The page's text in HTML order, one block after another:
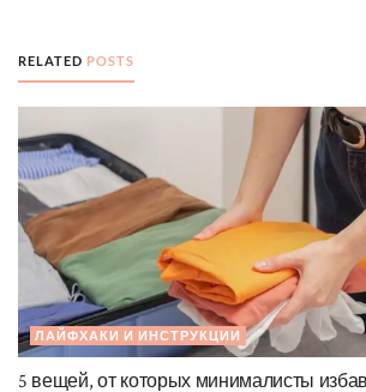
RELATED POSTS
ЛАЙФХАКИ И ИНСТРУКЦИИ
5 вещей, от которых минималисты